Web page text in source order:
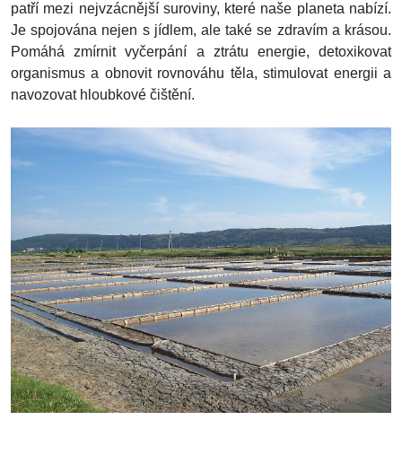
patří mezi nejvzácnější suroviny, které naše planeta nabízí.
Je spojována nejen s jídlem, ale také se zdravím a krásou.
Pomáhá zmírnit vyčerpání a ztrátu energie, detoxikovat
organismus a obnovit rovnováhu těla, stimulovat energii a
navozovat hloubkové čištění.